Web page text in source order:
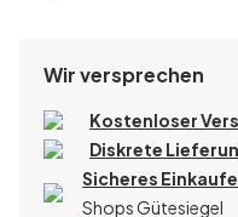
Wir versprechen
Kostenloser
Diskrete
Sicheres
Shops Gütesiegel